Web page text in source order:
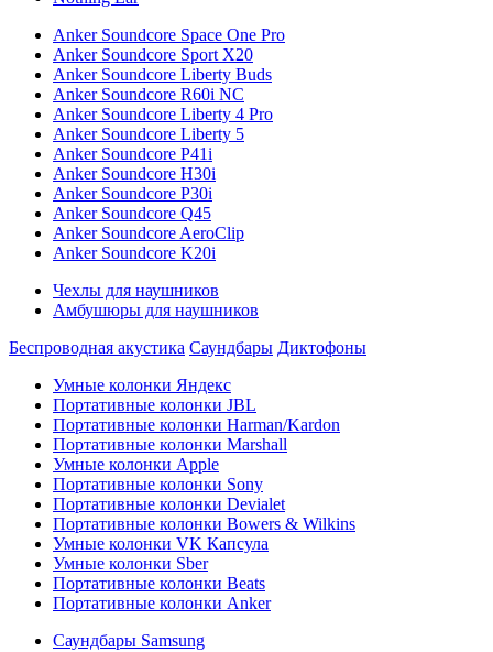
Anker Soundcore Space One Pro
Anker Soundcore Sport X20
Anker Soundcore Liberty Buds
Anker Soundcore R60i NC
Anker Soundcore Liberty 4 Pro
Anker Soundcore Liberty 5
Anker Soundcore P41i
Anker Soundcore H30i
Anker Soundcore P30i
Anker Soundcore Q45
Anker Soundcore AeroClip
Anker Soundcore K20i
Чехлы для наушников
Амбушюры для наушников
Беспроводная акустика Саундбары Диктофоны
Умные колонки Яндекс
Портативные колонки JBL
Портативные колонки Harman/Kardon
Портативные колонки Marshall
Умные колонки Apple
Портативные колонки Sony
Портативные колонки Devialet
Портативные колонки Bowers & Wilkins
Умные колонки VK Капсула
Умные колонки Sber
Портативные колонки Beats
Портативные колонки Anker
Саундбары Samsung